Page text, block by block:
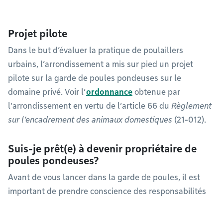
Projet pilote
Dans le but d’évaluer la pratique de poulaillers
urbains, l’arrondissement a mis sur pied un projet
pilote sur la garde de poules pondeuses sur le
domaine privé. Voir l’ordonnance obtenue par
l’arrondissement en vertu de l’article 66 du Règlement
sur l’encadrement des animaux domestiques (21-012).
Suis-je prêt(e) à devenir propriétaire de
poules pondeuses?
Avant de vous lancer dans la garde de poules, il est
important de prendre conscience des responsabilités